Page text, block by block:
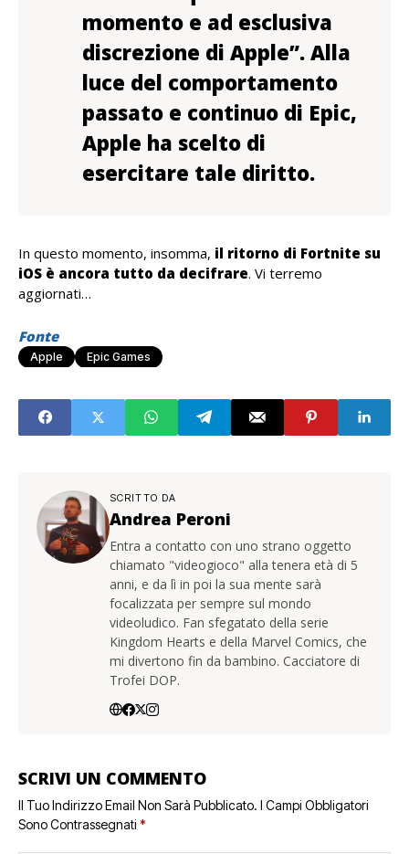
momento e ad esclusiva
discrezione di Apple”. Alla
luce del comportamento
passato e continuo di Epic,
Apple ha scelto di
esercitare tale diritto.
In questo momento, insomma, il ritorno di Fortnite su
iOS è ancora tutto da decifrare. Vi terremo
aggiornati…
Fonte
Apple Epic Games
SCRITTO DA
Andrea Peroni
Entra a contatto con uno strano oggetto
chiamato "videogioco" alla tenera età di 5
anni, e da lì in poi la sua mente sarà
focalizzata per sempre sul mondo
videoludico. Fan sfegatato della serie
Kingdom Hearts e della Marvel Comics, che
mi divertono fin da bambino. Cacciatore di
Trofei DOP.
SCRIVI UN COMMENTO
Il Tuo Indirizzo Email Non Sarà Pubblicato. I Campi Obbligatori
Sono Contrassegnati *